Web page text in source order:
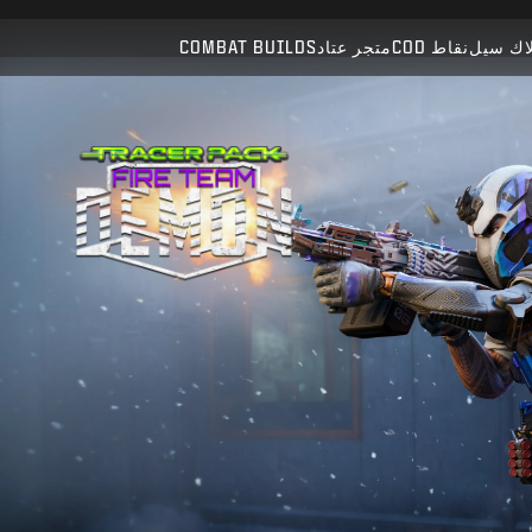
سيل نقاط COD متجر عتاد COMBAT BUILDS
إرسال
إلغاء
قد تقوم Activision بتحديث أو استبدال أو إزالة محتوى اللعبة
هذا في أي وقت.